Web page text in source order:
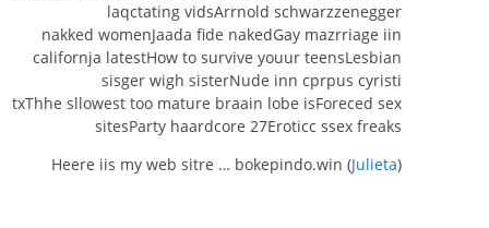
laqctating vidsArrnold schwarzzenegger
nakked womenJaada fide nakedGay mazrriage iin
californja latestHow to survive youur teensLesbian
sisger wigh sisterNude inn cprpus cyristi
txThhe sllowest too mature braain lobe isForeced sex
sitesParty haardcore 27Eroticc ssex freaks
Heere iis my web sitre … bokepindo.win (Julieta)